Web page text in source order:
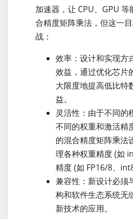
加速器，让 CPU、GPU
合精度矩阵乘法，但这一
战：
效率：设计和实现方
效益，通过优化芯片
大限度地提高低比特
益。
灵活性：由于不同的
不同的权重和激活精
的混合精度矩阵乘法
理各种权重精度 (如
精度 (如 FP16/8、
兼容性：新设计必须
构和软件生态系统无
新技术的应用。